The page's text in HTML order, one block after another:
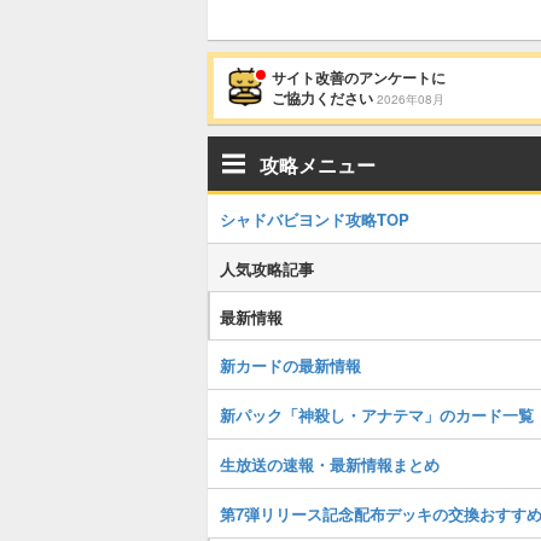
サイト改善のアンケートに
ご協力ください 2026年08月
攻略メニュー
シャドバビヨンド攻略TOP
人気攻略記事
最新情報
新カードの最新情報
新パック「神殺し・アナテマ」のカード一覧
生放送の速報・最新情報まとめ
第7弾リリース記念配布デッキの交換おすすめ